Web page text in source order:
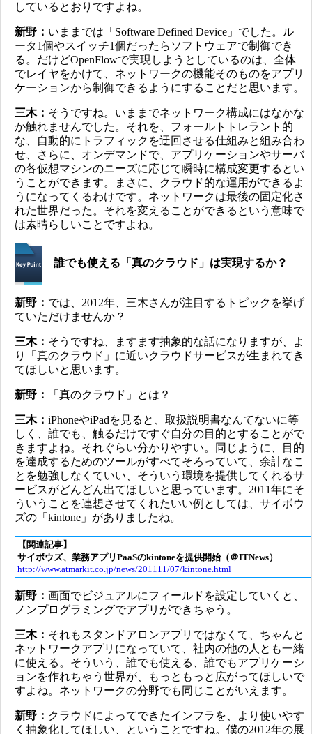
しているとおりですよね。
新野： いままでは「Software Defined Device」でした。ル
ータ1個やスイッチ1個だったらソフトウェアで制御でき
る。だけどOpenFlowで実現しようとしているのは、全体
でレイヤをかけて、ネットワークの機能そのものをアプリ
ケーションから制御できるようにすることだと思います。
三木： そうですね。いままでネットワーク構成にはなかな
か触れませんでした。それを、フォールトトレラント的
な、自動的にトラフィックを迂回させる仕組みと組み合わ
せ、さらに、オンデマンドで、アプリケーションやサーバ
の各仮想マシンのニーズに応じて瞬時に構成変更するとい
うことができます。まさに、クラウド的な運用ができるよ
うになってくるわけです。ネットワークは最後の固定化さ
れた世界だった。それを変えることができるという意味で
は素晴らしいことですよね。
誰でも使える「真のクラウド」は実現するか？
新野： では、2012年、三木さんが注目するトピックを挙げ
ていただけませんか？
三木： そうですね、ますます抽象的な話になりますが、よ
り「真のクラウド」に近いクラウドサービスが生まれてき
てほしいと思います。
新野： 「真のクラウド」とは？
三木： iPhoneやiPadを見ると、取扱説明書なんてないに等
しく、誰でも、触るだけですぐ自分の目的とすることがで
きますよね。それぐらい分かりやすい。同じように、目的
を達成するためのツールがすべてそろっていて、余計なこ
とを勉強しなくていい、そういう環境を提供してくれるサ
ービスがどんどん出てほしいと思っています。2011年にそ
ういうことを連想させてくれたいい例としては、サイボウ
ズの「kintone」がありましたね。
【関連記事】
サイボウズ、業務アプリPaaSのkintoneを提供開始（＠ITNews）
http://www.atmarkit.co.jp/news/201111/07/kintone.html
新野： 画面でビジュアルにフィールドを設定していくと、
ノンプログラミングでアプリができちゃう。
三木： それもスタンドアロンアプリではなくて、ちゃんと
ネットワークアプリになっていて、社内の他の人とも一緒
に使える。そういう、誰でも使える、誰でもアプリケーシ
ョンを作れちゃう世界が、もっともっと広がってほしいで
すよね。ネットワークの分野でも同じことがいえます。
新野： クラウドによってできたインフラを、より使いやす
く抽象化してほしい、ということですね。僕の2012年の展